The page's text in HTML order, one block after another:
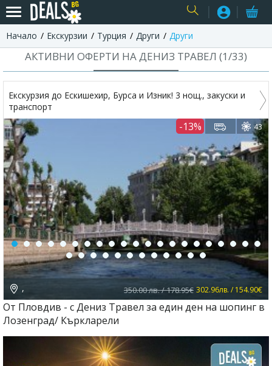
Начало Екскурзии Турция Други Други
АКТИВНИ ОФЕРТИ НА ДЕНИЗ ТРАВЕЛ (1/33)
Екскурзия до Ескишехир, Бурса и Изник! 3 нощ., закуски и
транспорт
-13% 43
, 350.00 лв. / 178.95€ 302.96лв. / 154.90€
От Пловдив - с Дениз Травел за един ден на шопинг в
Лозенград/ Къркларели